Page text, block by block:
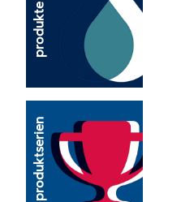
produkte
produktserien